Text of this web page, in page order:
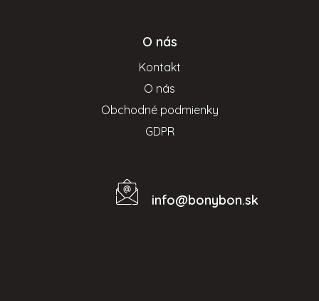
O nás
Kontakt
O nás
Obchodné podmienky
GDPR
info@bonybon.sk